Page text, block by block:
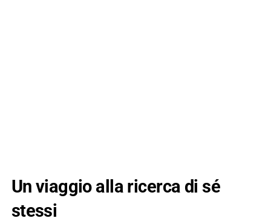
Un viaggio alla ricerca di sé
stessi